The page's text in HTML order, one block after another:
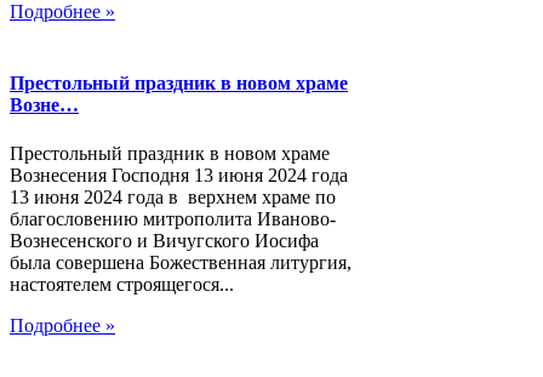
Подробнее »
Престольный праздник в новом храме
Возне…
Престольный праздник в новом храме
Вознесения Господня 13 июня 2024 года
13 июня 2024 года в верхнем храме по
благословению митрополита Иваново-
Вознесенского и Вичугского Иосифа
была совершена Божественная литургия,
настоятелем строящегося...
Подробнее »